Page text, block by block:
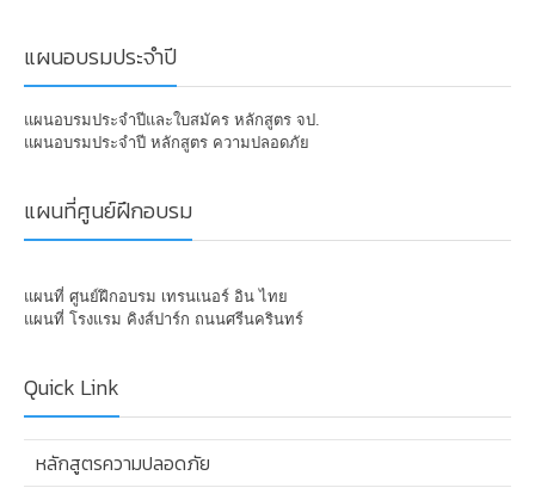
แผนอบรมประจำปี
แผนอบรมประจำปีและใบสมัคร หลักสูตร จป.
แผนอบรมประจำปี หลักสูตร ความปลอดภัย
แผนที่ศูนย์ฝึกอบรม
แผนที่ ศูนย์ฝึกอบรม เทรนเนอร์ อิน ไทย
แผนที่ โรงแรม คิงส์ปาร์ก ถนนศรีนครินทร์
Quick Link
หลักสูตรความปลอดภัย